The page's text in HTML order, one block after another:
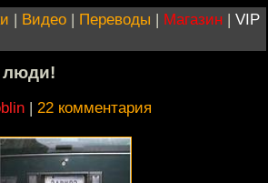
| Видео | Переводы | Магазин | VIP
| 22 комментария